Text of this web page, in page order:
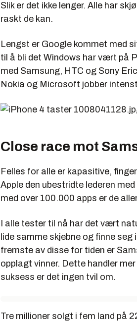
Slik er det ikke lenger. Alle har
raskt de kan.
Lengst er Google kommet med
til å bli det Windows har vært på
med Samsung, HTC og Sony
Nokia og Microsoft jobber
Close race mot
Felles for alle er kapasitive,
Apple den ubestridte lederen
med over 100.000 apps er de
I alle tester til nå har det vært
lide samme skjebne og finne
fremste av disse for tiden er
opplagt vinner. Dette handler
suksess er det ingen tvil om.
Tre millioner solgt i fem land på